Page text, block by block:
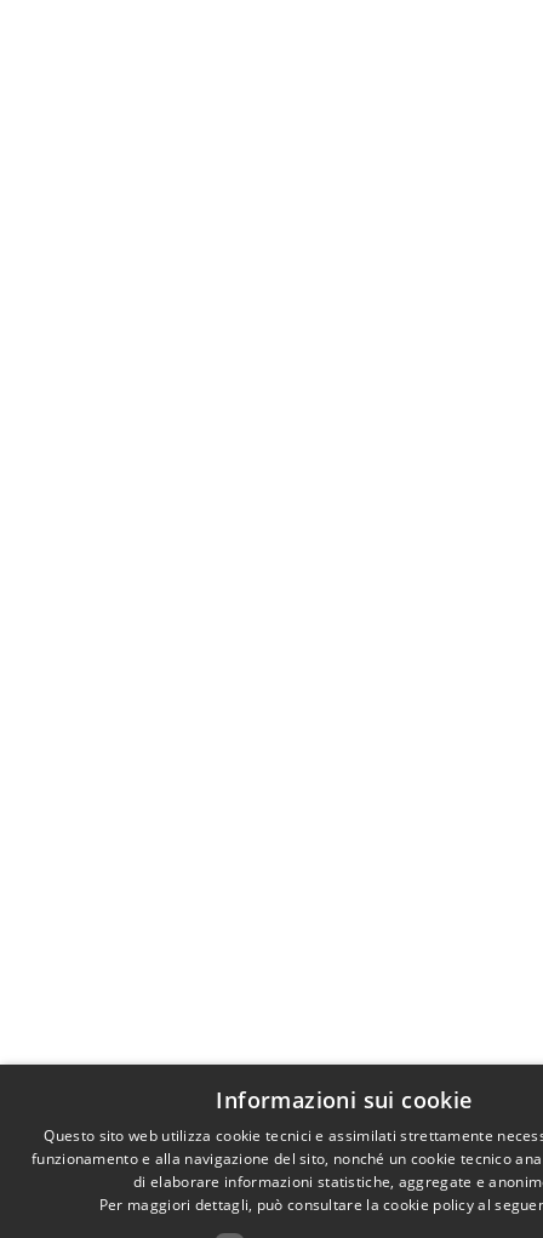
Informazioni sui cookie
Questo sito web utilizza cookie tecnici e assimilati strettamente
funzionamento e alla navigazione del sito, nonché un cookie tecnico
di elaborare informazioni statistiche, aggregate e
Per maggiori dettagli, può consultare la cookie policy al